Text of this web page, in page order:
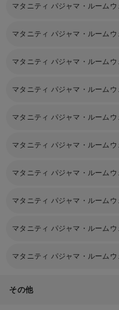
マタニティ パジャマ・ルームウ
マタニティ パジャマ・ルームウ
マタニティ パジャマ・ルームウ
マタニティ パジャマ・ルームウ
マタニティ パジャマ・ルームウ
マタニティ パジャマ・ルームウ
マタニティ パジャマ・ルームウ
マタニティ パジャマ・ルームウ
マタニティ パジャマ・ルームウ
マタニティ パジャマ・ルームウ
その他